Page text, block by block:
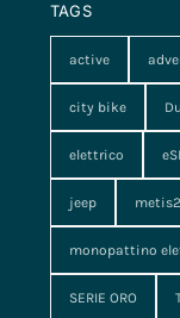
TAGS
active
city bike
elettrico
jeep
monopattino
SERIE ORO